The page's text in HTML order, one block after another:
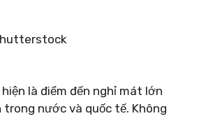
là điểm đến nghỉ mát lớn
trong nước và quốc tế. Không